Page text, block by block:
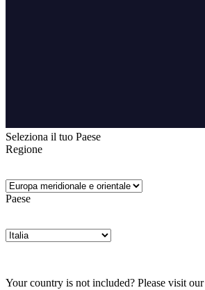
Seleziona il tuo Paese
Regione
Paese
Your country is not included? Please visit our